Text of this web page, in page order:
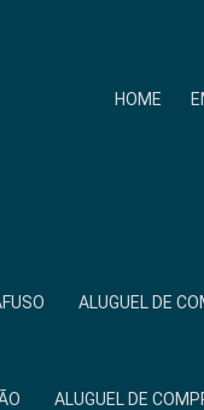
HOME
ALUGUEL DE
ALUGUEL DE